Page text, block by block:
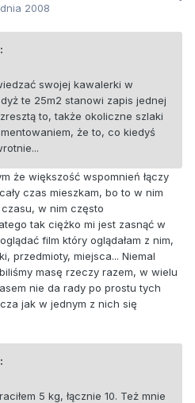
2008
swojej kawalerki w
te 25m2 stanowi zapis jednej
to, także okoliczne szlaki
że to, co kiedyś
że większość wspomnień łączy
czas mieszkam, bo to w nim
w nim często
tak ciężko mi jest zasnąć w
film który oglądałam z nim,
przedmioty, miejsca... Niemal
masę rzeczy razem, w wielu
nie da rady po prostu tych
jak w jednym z nich się
5 kg, łącznie 10. Też mnie